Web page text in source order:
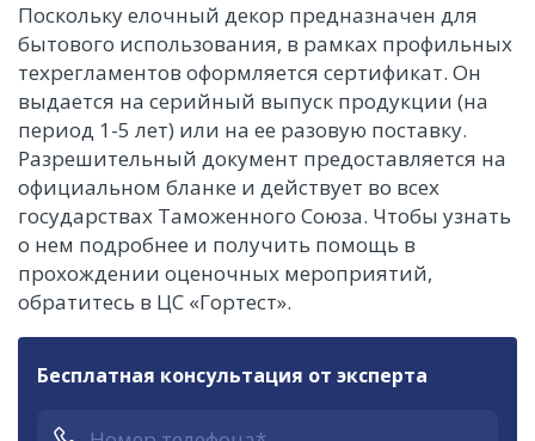
Поскольку елочный декор предназначен для
бытового использования, в рамках профильных
техрегламентов оформляется сертификат. Он
выдается на серийный выпуск продукции (на
период 1-5 лет) или на ее разовую поставку.
Разрешительный документ предоставляется на
официальном бланке и действует во всех
государствах Таможенного Союза. Чтобы узнать
о нем подробнее и получить помощь в
прохождении оценочных мероприятий,
обратитесь в ЦС «Гортест».
Бесплатная консультация от эксперта